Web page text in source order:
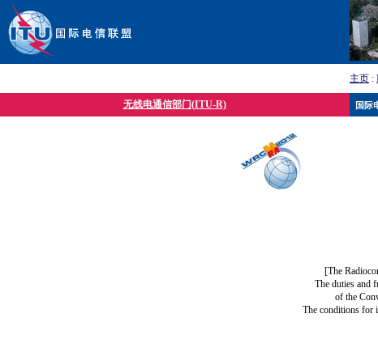
主页 :
无线电通信部门(ITU-R)
[The
The duties and
of the
The conditions for
国际